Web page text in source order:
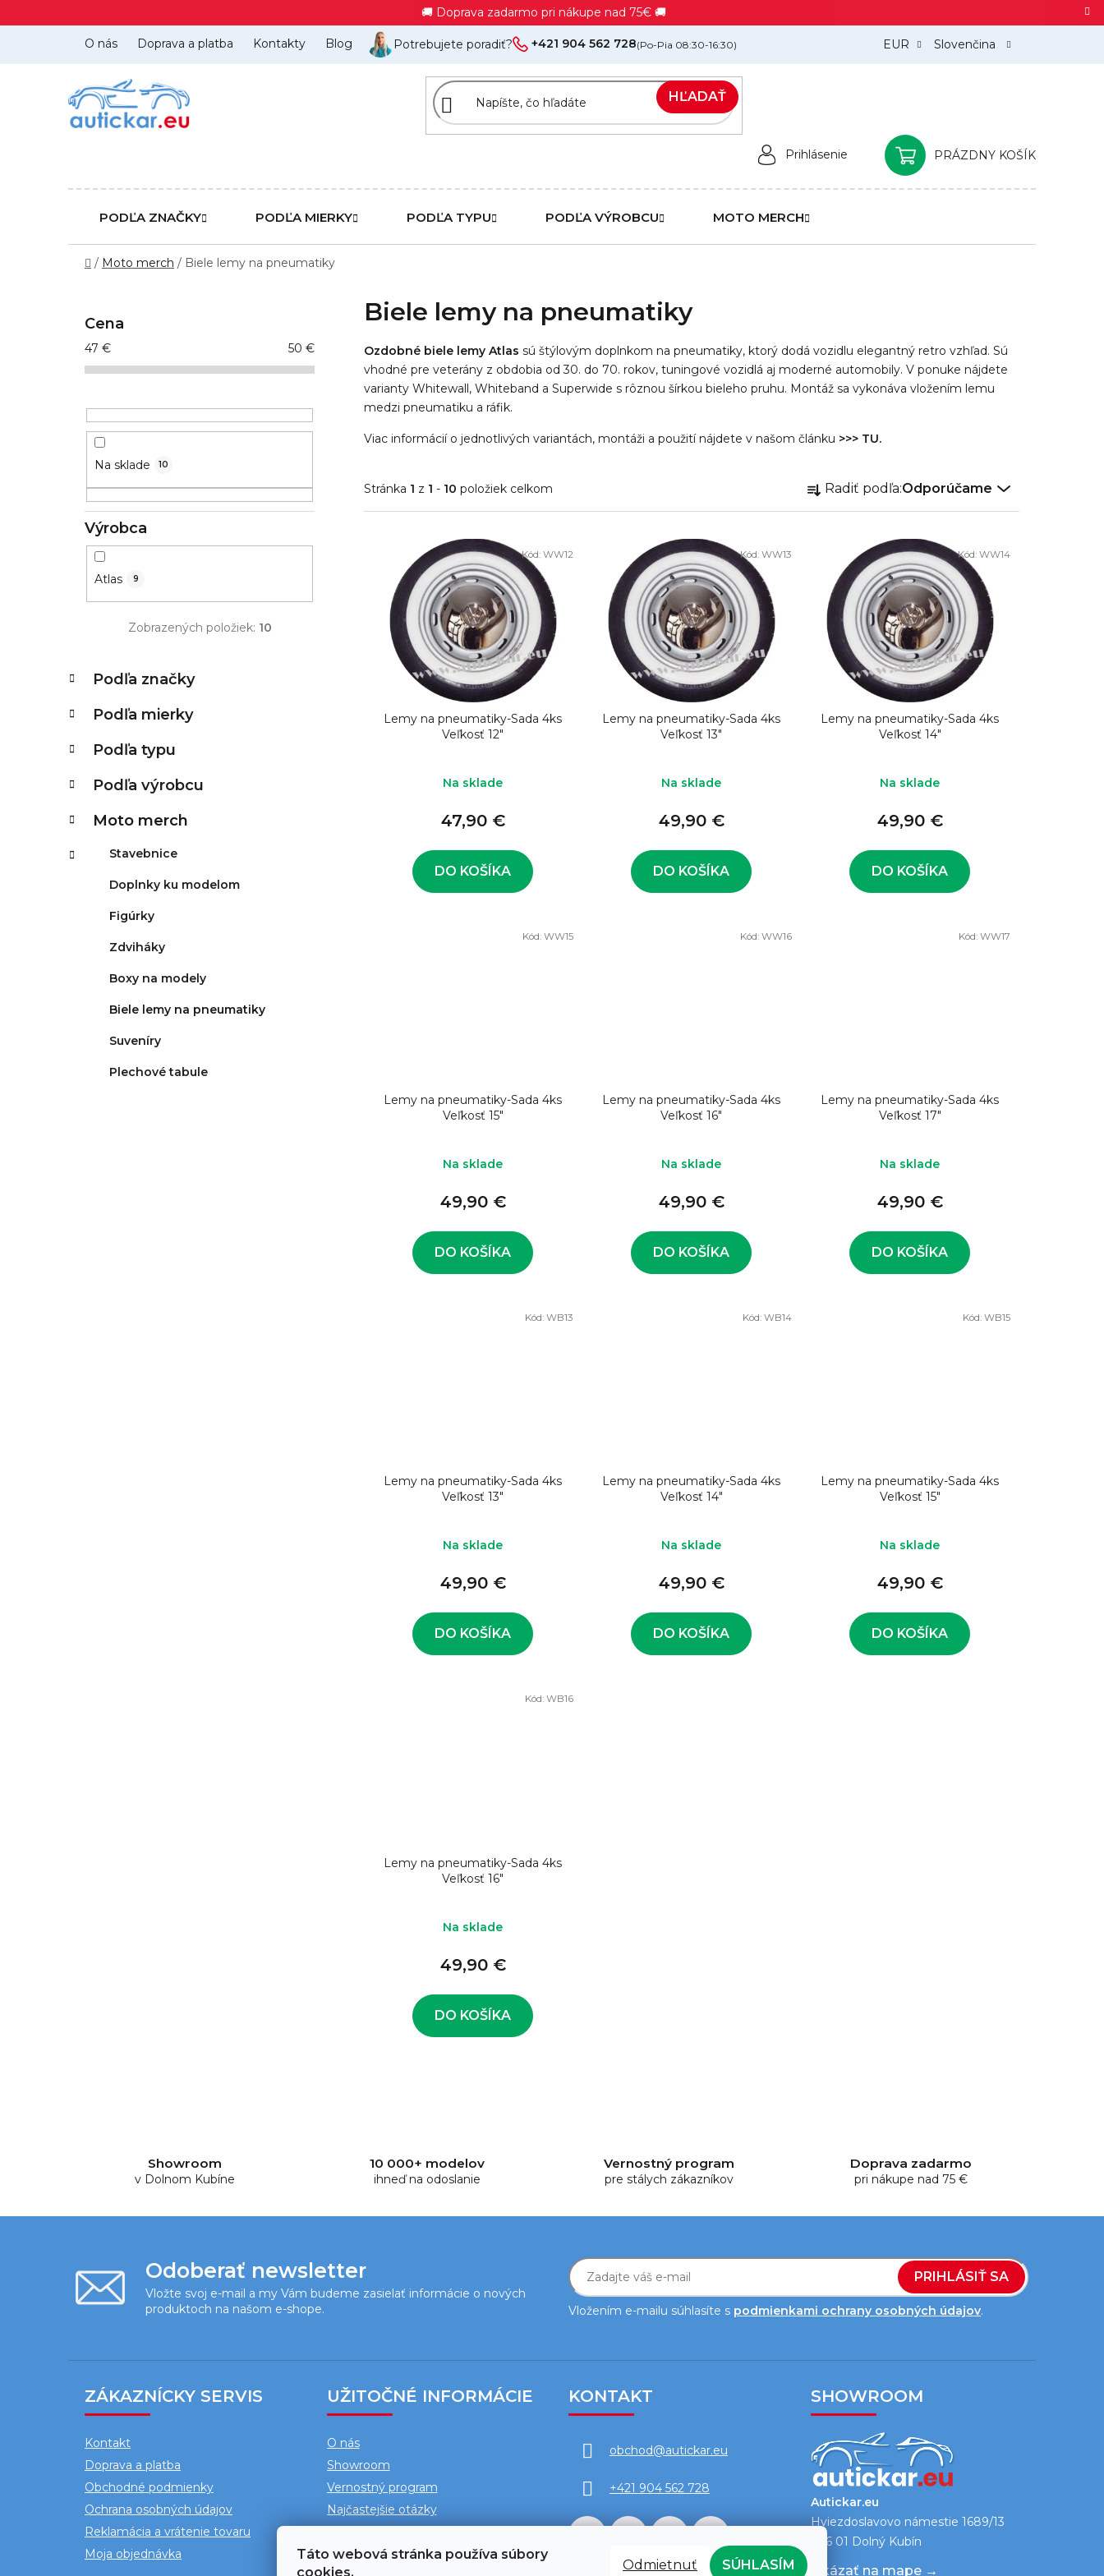
Táto webová stránka používa súbory
cookies.
Odmietnuť SÚHLASÍM
na
🚚 Doprava zadarmo pri nákupe nad 75€ 🚚
O nás Doprava a platba Kontakty Blog EUR Slovenčina
Potrebujete poradiť? +421 904 562 728(Po-Pia 08:30-16:30)
HĽADAŤ
Prihlásenie
NÁKUPNÝ
PRÁZDNY KOŠÍK
PODĽA ZNAČKY PODĽA MIERKY PODĽA TYPU PODĽA VÝROBCU MOTO MERCH
Domov
/ Moto merch / Biele lemy na pneumatiky
Cena
47 € 50 €
Na sklade 10
Výrobca
Atlas 9
Zobrazených položiek: 10
kategórie
a
t
e
g
ó
r
e
Podľa značky
Podľa mierky
Podľa typu
Podľa výrobcu
Moto merch
Stavebnice
Doplnky ku modelom
Figúrky
Zdviháky
Boxy na modely
Biele lemy na pneumatiky
Suveníry
Plechové tabule
Biele lemy na pneumatiky
Ozdobné biele lemy Atlas sú štýlovým doplnkom na pneumatiky, ktorý dodá vozidlu elegantný retro vzhľad. Sú
vhodné pre veterány z obdobia od 30. do 70. rokov, tuningové vozidlá aj moderné automobily. V ponuke nájdete
varianty Whitewall, Whiteband a Superwide s rôznou šírkou bieleho pruhu. Montáž sa vykonáva vložením lemu
medzi pneumatiku a ráfik.
Viac informácií o jednotlivých variantách, montáži a použití nájdete v našom článku >>> TU.
Stránka 1 z 1 - 10 položiek celkom
R
a
Radiť podľa:Odporúčame
Lemy na pneumatiky-Sada 4ks
Veľkosť 12"
Na sklade
47,90 €
DO KOŠÍKA
Kód: WW12
Lemy na pneumatiky-Sada 4ks
Veľkosť 13"
Na sklade
49,90 €
DO KOŠÍKA
Kód: WW13
Lemy na pneumatiky-Sada 4ks
Veľkosť 14"
Na sklade
49,90 €
DO KOŠÍKA
Kód: WW14
Lemy na pneumatiky-Sada 4ks
Veľkosť 15"
Na sklade
49,90 €
DO KOŠÍKA
Kód: WW15
Lemy na pneumatiky-Sada 4ks
Veľkosť 16"
Na sklade
49,90 €
DO KOŠÍKA
Kód: WW16
Lemy na pneumatiky-Sada 4ks
Veľkosť 17"
Na sklade
49,90 €
DO KOŠÍKA
Kód: WW17
Lemy na pneumatiky-Sada 4ks
Veľkosť 13"
Na sklade
49,90 €
DO KOŠÍKA
Kód: WB13
Lemy na pneumatiky-Sada 4ks
Veľkosť 14"
Na sklade
49,90 €
DO KOŠÍKA
Kód: WB14
Lemy na pneumatiky-Sada 4ks
Veľkosť 15"
Na sklade
49,90 €
DO KOŠÍKA
Kód: WB15
Lemy na pneumatiky-Sada 4ks
Veľkosť 16"
Na sklade
49,90 €
DO KOŠÍKA
Kód: WB16
a
c
r
k
y
Showroom
v Dolnom Kubíne
10 000+ modelov
ihneď na odoslanie
Vernostný program
pre stálych zákazníkov
Doprava zadarmo
pri nákupe nad 75 €
Odoberať newsletter
Vložte svoj e-mail a my Vám budeme zasielať informácie o nových
produktoch na našom e-shope.
Vložením e-mailu súhlasíte s podmienkami ochrany osobných údajov.
PRIHLÁSIŤ SA
ZÁKAZNÍCKY SERVIS
Kontakt
Doprava a platba
Obchodné podmienky
Ochrana osobných údajov
Reklamácia a vrátenie tovaru
Moja objednávka
UŽITOČNÉ INFORMÁCIE
O nás
Showroom
Vernostný program
Najčastejšie otázky
KONTAKT
obchod@autickar.eu
+421 904 562 728
SHOWROOM
Autickar.eu
Hviezdoslavovo námestie 1689/13
026 01 Dolný Kubín
Ukázať na mape →